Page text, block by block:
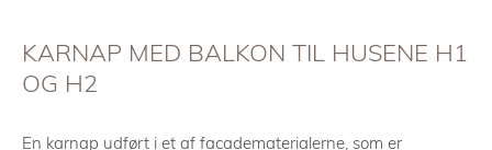
KARNAP MED BALKON TIL HUSENE H1
OG H2
En karnap udført i et af facadematerialerne, som er